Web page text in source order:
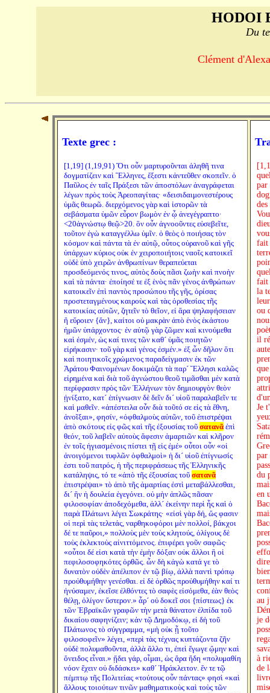
HODOI
Du
Clément
Texte grec :
[1,19] (1,19,91) Ὅτι οὖν μαρτυροῦνται ἀληθῆ τινα
δογματίζειν καὶ Ἕλληνες, ἔξεστι κἀντεῦθεν σκοπεῖν. ὁ
Παῦλος ἐν ταῖς Πράξεσι τῶν ἀποστόλων ἀναγράφεται
λέγων πρὸς τοὺς Ἀρεοπαγίτας· «δεισιδαιμονεστέρους
ὑμᾶς θεωρῶ. διερχόμενος γὰρ καὶ ἱστορῶν τὰ
σεβάσματα ὑμῶν εὗρον βωμὸν ἐν ᾧ ἀνεγέγραπτο·
<20ἀγνώστῳ θεῷ>20. ὃν οὖν ἀγνοοῦντες εὐσεβεῖτε,
τοῦτον ἐγὼ καταγγέλλω ὑμῖν. ὁ θεὸς ὁ ποιήσας τὸν
κόσμον καὶ πάντα τὰ ἐν αὐτῷ, οὗτος οὐρανοῦ καὶ γῆς
ὑπάρχων κύριος οὐκ ἐν χειροποιήτοις ναοῖς κατοικεῖ
οὐδὲ ὑπὸ χειρῶν ἀνθρωπίνων θεραπεύεται
προσδεόμενός τινος, αὐτὸς δοὺς πᾶσι ζωὴν καὶ πνοὴν
καὶ τὰ πάντα· ἐποίησέ τε ἐξ ἑνὸς πᾶν γένος ἀνθρώπων
κατοικεῖν ἐπὶ παντὸς προσώπου τῆς γῆς, ὁρίσας
προστεταγμένους καιροὺς καὶ τὰς ὁροθεσίας τῆς
κατοικίας αὐτῶν, ζητεῖν τὸ θεῖον, εἰ ἄρα ψηλαφήσειαν
ἢ εὕροιεν {ἄν}, καίτοι οὐ μακρὰν ἀπὸ ἑνὸς ἑκάστου
ἡμῶν ὑπάρχοντος· ἐν αὐτῷ γὰρ ζῶμεν καὶ κινούμεθα
καὶ ἐσμέν, ὡς καί τινες τῶν καθ´ ὑμᾶς ποιητῶν
εἰρήκασιν· τοῦ γὰρ καὶ γένος ἐσμέν.» ἐξ ὧν δῆλον ὅτι
καὶ ποιητικοῖς χρώμενος παραδείγμασιν ἐκ τῶν
Ἀράτου Φαινομένων δοκιμάζει τὰ παρ´ Ἕλλησι καλῶς
εἰρημένα καὶ διὰ τοῦ ἀγνώστου θεοῦ τιμᾶσθαι μὲν κατὰ
περίφρασιν πρὸς τῶν Ἑλλήνων τὸν δημιουργὸν θεὸν
ᾐνίξατο, κατ´ ἐπίγνωσιν δὲ δεῖν δι´ υἱοῦ παραλαβεῖν τε
καὶ μαθεῖν. «ἀπέστειλα οὖν διὰ τοῦτό σε εἰς τὰ ἔθνη,
ἀνοῖξαι», φησίν, «ὀφθαλμοὺς αὐτῶν, τοῦ ἐπιστρέψαι
ἀπὸ σκότους εἰς φῶς καὶ τῆς ἐξουσίας τοῦ σατανᾶ ἐπὶ
θεόν, τοῦ λαβεῖν αὐτοὺς ἄφεσιν ἁμαρτιῶν καὶ κλῆρον
ἐν τοῖς ἡγιασμένοις πίστει τῇ εἰς ἐμέ» οὗτοι οὖν «οἱ
ἀνοιγόμενοι τυφλῶν ὀφθαλμοὶ» ἡ δι´ υἱοῦ ἐπίγνωσίς
ἐστι τοῦ πατρός, ἡ τῆς περιφράσεως τῆς Ἑλληνικῆς
κατάληψις, τό τε «ἀπὸ τῆς ἐξουσίας τοῦ σατανᾶ
ἐπιστρέψαι» τὸ ἀπὸ τῆς ἁμαρτίας ἐστὶ μεταβάλλεσθαι,
δι´ ἣν ἡ δουλεία ἐγεγόνει. οὐ μὴν ἁπλῶς πᾶσαν
φιλοσοφίαν ἀποδεχόμεθα, ἀλλ´ ἐκείνην περὶ ἧς καὶ ὁ
παρὰ Πλάτωνι λέγει Σωκράτης· «εἰσὶ γὰρ δή, ὥς φασιν
οἱ περὶ τὰς τελετάς, ναρθηκοφόροι μὲν πολλοί, βάκχοι
δέ τε παῦροι,» πολλοὺς μὲν τοὺς κλητούς, ὀλίγους δὲ
τοὺς ἐκλεκτοὺς αἰνιττόμενος. ἐπιφέρει γοῦν σαφῶς·
«οὗτοι δέ εἰσι κατὰ τὴν ἐμὴν δόξαν οὐκ ἄλλοι ἢ οἱ
πεφιλοσοφηκότες ὀρθῶς. ὧν δὴ κἀγὼ κατά γε τὸ
δυνατὸν οὐδὲν ἀπέλιπον ἐν τῷ βίῳ, ἀλλὰ παντὶ τρόπῳ
προὐθυμήθην γενέσθαι. εἰ δὲ ὀρθῶς προὐθυμήθην καί τι
ἠνύσαμεν, ἐκεῖσε ἐλθόντες τὸ σαφὲς εἰσόμεθα, ἐὰν θεὸς
θέλῃ, ὀλίγον ὕστερον.» ἆρ´ οὐ δοκεῖ σοι {πίστεως} ἐκ
τῶν Ἑβραϊκῶν γραφῶν τὴν μετὰ θάνατον ἐλπίδα τοῦ
δικαίου σαφηνίζειν; κἀν τῷ Δημοδόκῳ, εἰ δὴ τοῦ
Πλάτωνος τὸ σύγγραμμα, «μὴ οὐκ ᾖ τοῦτο
φιλοσοφεῖν» λέγει, «περὶ τὰς τέχνας κυπτάζοντα ζῆν
οὐδὲ πολυμαθοῦντα, ἀλλὰ ἄλλο τι, ἐπεὶ ἔγωγε ᾤμην καὶ
ὄνειδος εἶναι.» ᾔδει γάρ, οἶμαι, ὡς ἄρα ἤδη «πολυμαθίη
νόον ἔχειν οὐ διδάσκει» καθ´ Ἡράκλειτον. ἔν τε τῷ
πέμπτῳ τῆς Πολιτείας «τούτους οὖν πάντας» φησὶ «καὶ
ἄλλους τοιούτων τινῶν μαθηματικοὺς καὶ τοὺς τῶν
par
fait
fait
la
ou
il
Je
par
du
en
au
je
à
de